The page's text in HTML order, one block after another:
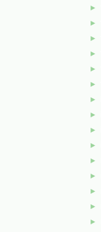
►
►
►
►
►
►
►
►
►
►
►
►
►
►
►